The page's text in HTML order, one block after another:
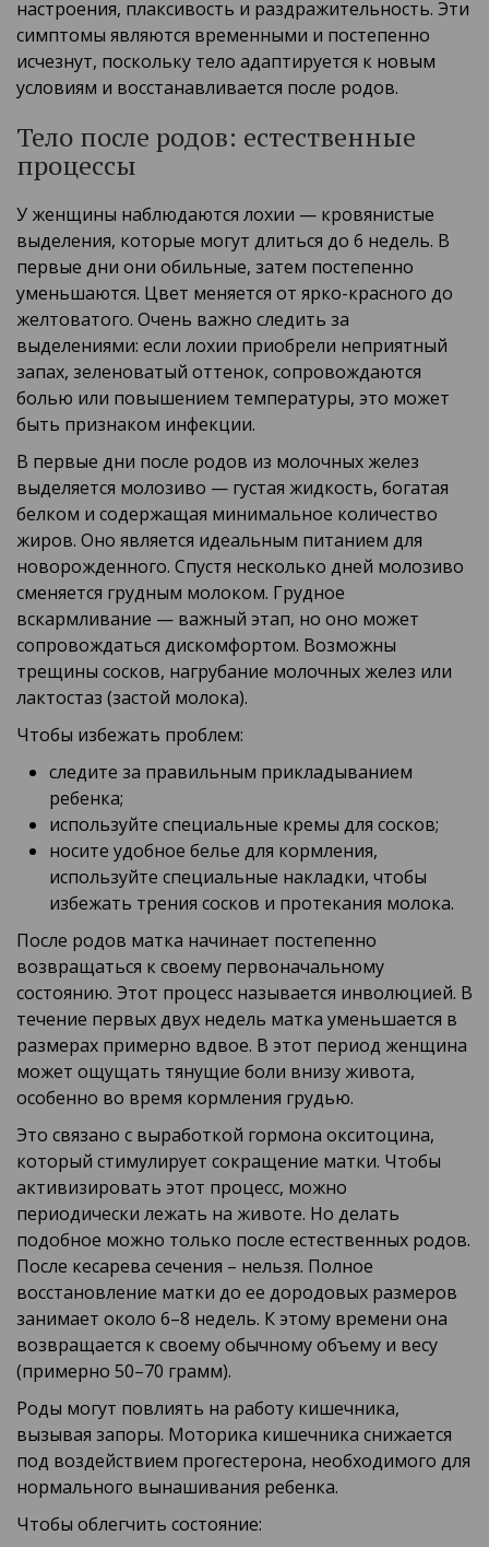
настроения, плаксивость и раздражительность. Эти
симптомы являются временными и постепенно
исчезнут, поскольку тело адаптируется к новым
условиям и восстанавливается после родов.
Тело после родов: естественные
процессы
У женщины наблюдаются лохии — кровянистые
выделения, которые могут длиться до 6 недель. В
первые дни они обильные, затем постепенно
уменьшаются. Цвет меняется от ярко-красного до
желтоватого. Очень важно следить за
выделениями: если лохии приобрели неприятный
запах, зеленоватый оттенок, сопровождаются
болью или повышением температуры, это может
быть признаком инфекции.
В первые дни после родов из молочных желез
выделяется молозиво — густая жидкость, богатая
белком и содержащая минимальное количество
жиров. Оно является идеальным питанием для
новорожденного. Спустя несколько дней молозиво
сменяется грудным молоком. Грудное
вскармливание — важный этап, но оно может
сопровождаться дискомфортом. Возможны
трещины сосков, нагрубание молочных желез или
лактостаз (застой молока).
Чтобы избежать проблем:
следите за правильным прикладыванием
ребенка;
используйте специальные кремы для сосков;
носите удобное белье для кормления,
используйте специальные накладки, чтобы
избежать трения сосков и протекания молока.
После родов матка начинает постепенно
возвращаться к своему первоначальному
состоянию. Этот процесс называется инволюцией. В
течение первых двух недель матка уменьшается в
размерах примерно вдвое. В этот период женщина
может ощущать тянущие боли внизу живота,
особенно во время кормления грудью.
Это связано с выработкой гормона окситоцина,
который стимулирует сокращение матки. Чтобы
активизировать этот процесс, можно
периодически лежать на животе. Но делать
подобное можно только после естественных родов.
После кесарева сечения – нельзя. Полное
восстановление матки до ее дородовых размеров
занимает около 6–8 недель. К этому времени она
возвращается к своему обычному объему и весу
(примерно 50–70 грамм).
Роды могут повлиять на работу кишечника,
вызывая запоры. Моторика кишечника снижается
под воздействием прогестерона, необходимого для
нормального вынашивания ребенка.
Чтобы облегчить состояние: